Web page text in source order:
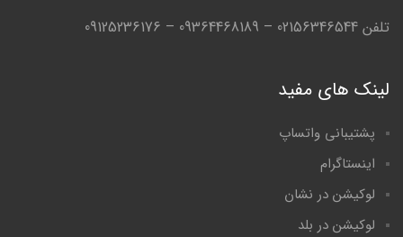
تلفن 02156346544 – 09364468189 – 09125236176
لینک های مفید
پشتیبانی واتساپ
اینستاگرام
لوکیشن در نشان
لوکیشن در بلد